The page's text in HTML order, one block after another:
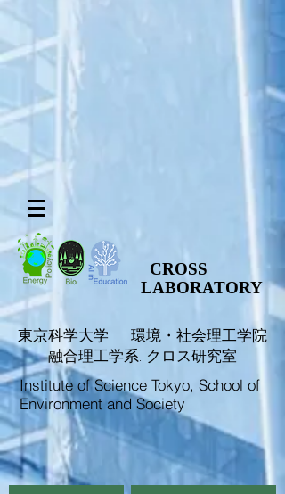
CROSS
LABORATORY
​東京科学大学 環境・社会理工学院
融合理工学系. クロス研究室
Institute of Science Tokyo, School of
Environment and Society